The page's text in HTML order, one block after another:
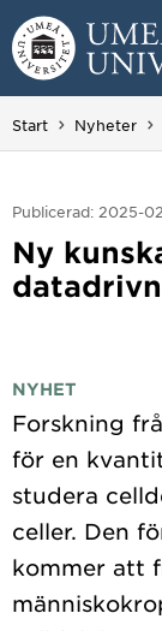
Hoppa direkt
Huvudmenyn
Start Nyheter
Publicerad: 2025-
Ny
NYHET
Forskning
för en
studera
celler. Den
kommer att